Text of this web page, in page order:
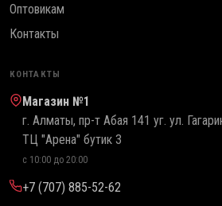
Оптовикам
Контакты
КОНТАКТЫ
Магазин №1
г. Алматы, пр-т Абая 141 уг. ул.
ТЦ "Арена" бутик 3
с 10:00 до 20:00
+7 (707) 885-52-62